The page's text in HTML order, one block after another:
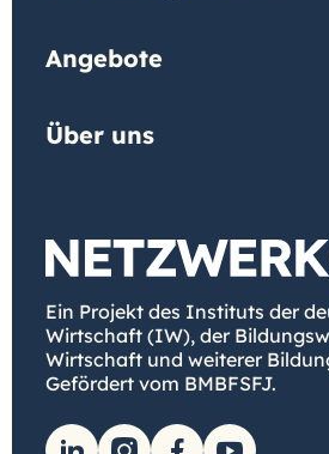
Angebote
Über uns
Ein Projekt des Instituts der
Wirtschaft (IW), der
Wirtschaft und weiterer
Gefördert vom BMBFSFJ.